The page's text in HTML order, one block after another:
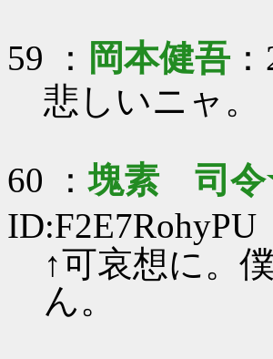
59 ： 岡本健吾：
悲しいニャ。
60 ：塊素 司
ID:F2E7RohyPU
↑可哀想に。
ん。